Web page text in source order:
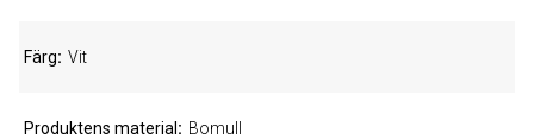
Färg Vit
Produktens material Bomull